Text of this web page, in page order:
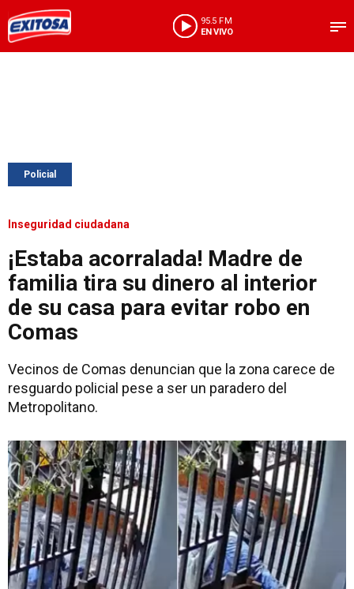
95.5 FM
EN VIVO
Policial
Inseguridad ciudadana
¡Estaba acorralada! Madre de
familia tira su dinero al interior
de su casa para evitar robo en
Comas
Vecinos de Comas denuncian que la zona carece de
resguardo policial pese a ser un paradero del
Metropolitano.